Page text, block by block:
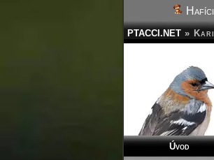
Hafíci
PTACCI.NET » Kari
Úvod